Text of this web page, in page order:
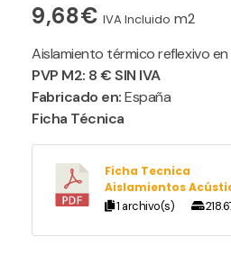
9,68€ IVA Incluido m2
Aislamiento térmico reflexivo
PVP M2: 8 € SIN IVA
Fabricado en:España
Ficha Técnica
Ficha Tecnica
Aislamientos
1 archivo(s)